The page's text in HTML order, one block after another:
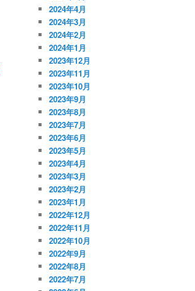
2024年4月
2024年3月
2024年2月
2024年1月
2023年12月
2023年11月
2023年10月
2023年9月
2023年8月
2023年7月
2023年6月
2023年5月
2023年4月
2023年3月
2023年2月
2023年1月
2022年12月
2022年11月
2022年10月
2022年9月
2022年8月
2022年7月